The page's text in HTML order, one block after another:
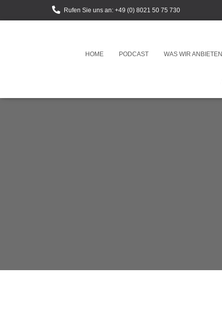
Rufen Sie uns an: +49 (0) 8021 50 75 730
HOME PODCAST WAS WIR ANBIETEN